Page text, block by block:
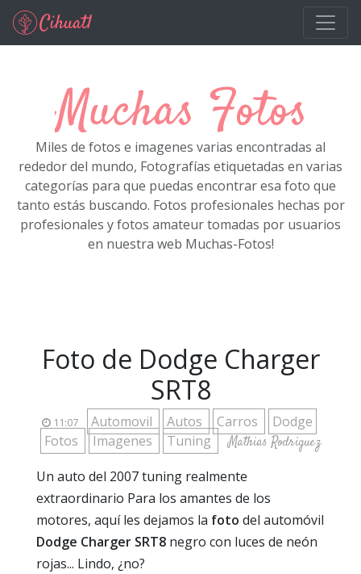
Ir al contenido principal
Muchas Fotos
Miles de fotos e imagenes varias encontradas al
rededor del mundo, Fotografías etiquetadas en varias
categorías para que puedas encontrar esa foto que
tanto estás buscando. Fotos profesionales hechas por
profesionales y fotos amateur tomadas por usuarios
en nuestra web Muchas-Fotos!
Foto de Dodge Charger
SRT8
11:07 Automovil Autos Carros
Dodge
Fotos
Imagenes Tuning Mathias Rodriguez
Un auto del 2007 tuning realmente
extraordinario Para los amantes de los
motores, aquí les dejamos la foto del automóvil
Dodge Charger SRT8 negro con luces de neón
rojas... Lindo, ¿no?